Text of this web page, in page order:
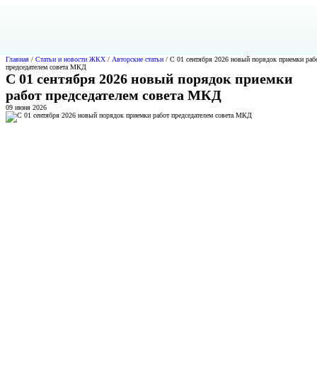
Главная / Статьи и новости ЖКХ / Авторские статьи / С 01 сентября 2026 новый порядок приемки
председателем совета МКД
С 01 сентября 2026 новый порядок приемки
работ председателем совета МКД
09 июня 2026